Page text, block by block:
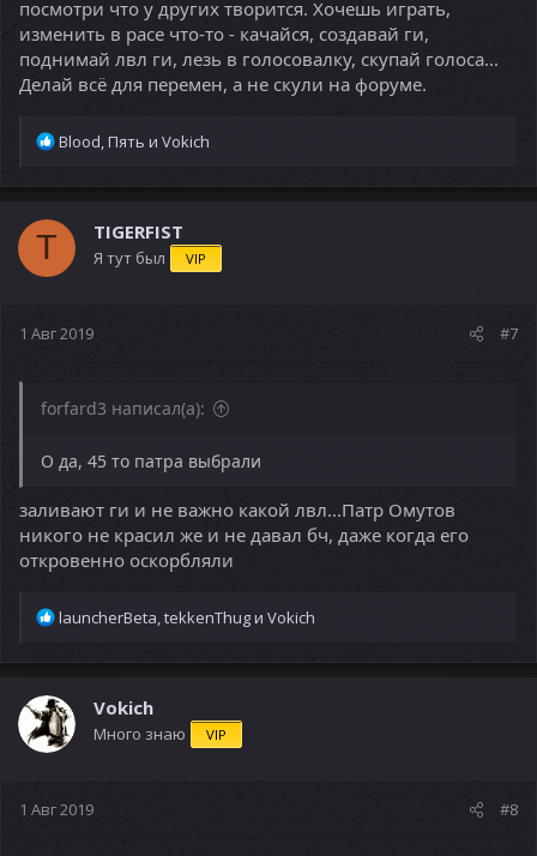
посмотри что у других творится. Хочешь играть,
изменить в расе что-то - качайся, создавай ги,
поднимай лвл ги, лезь в голосовалку, скупай голоса...
Делай всё для перемен, а не скули на форуме.
Р
а
ц
и
Blood Пять и Vokich
T TIGERFIST
Я тут был VIP
1 Авг 2019 #7
forfard3 написал(а):
О да, 45 то патра выбрали
заливают ги и не важно какой лвл...Патр Омутов
никого не красил же и не давал бч, даже когда его
откровенно оскорбляли
Р
а
ц
и
и
launcherBeta tekkenThugи Vokich
Vokich
Много знаю VIP
1 Авг 2019 #8